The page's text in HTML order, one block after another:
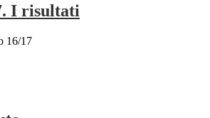
I risultati
16/17